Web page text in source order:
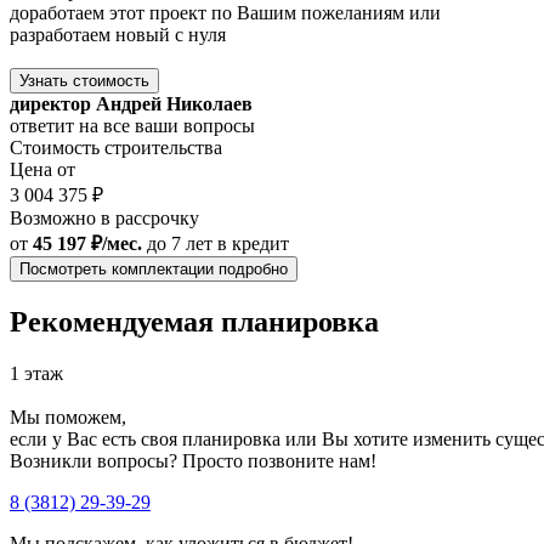
доработаем этот проект по Вашим пожеланиям или
разработаем новый с нуля
Узнать стоимость
директор Андрей Николаев
ответит на все ваши вопросы
Стоимость строительства
Цена от
3 004 375 ₽
Возможно в рассрочку
от 45 197 ₽/мес. до 7 лет в кредит
Посмотреть комплектации подробно
Рекомендуемая планировка
1 этаж
Мы поможем,
если у Вас есть своя планировка или Вы хотите изменить
Возникли вопросы? Просто позвоните нам!
8 (3812) 29-39-29